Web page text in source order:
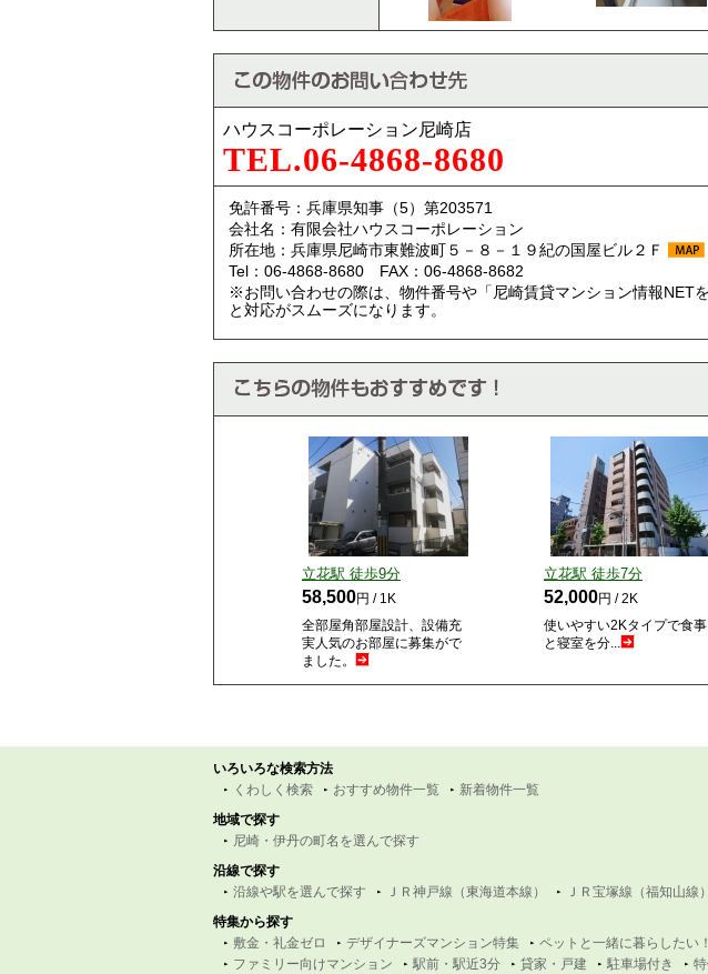
ハウスコーポレーション尼崎店
TEL.06-4868-8680
免許番号：兵庫県知事（5）第203571
会社名：有限会社ハウスコーポレーション
所在地：兵庫県尼崎市東難波町５－８－１９紀の国屋ビル２Ｆ
Tel：06-4868-8680 FAX：06-4868-8682
※お問い合わせの際は、物件番号や「尼崎賃貸マンション情報NET
と対応がスムーズになります。
立花駅 徒歩9分
58,500円 / 1K
全部屋角部屋設計、設備充
実人気のお部屋に募集がで
ました。
立花駅 徒歩7分
52,000円 / 2K
使いやすい2Kタイプで食事
と寝室を分...
いろいろな検索方法
くわしく検索
おすすめ物件一覧
新着物件一覧
地域で探す
尼崎・伊丹の町名を選んで探す
沿線で探す
沿線や駅を選んで探す
ＪＲ神戸線（東海道本線） ＪＲ宝塚線（福知山線）
特集から探す
敷金・礼金ゼロ
デザイナーズマンション特集 ペットと一緒に暮らしたい！
ファミリー向けマンション
駅前・駅近3分 貸家・戸建 駐車場付き